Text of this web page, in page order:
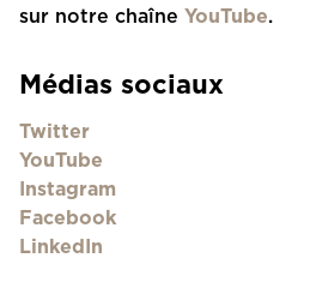
sur notre chaîne YouTube.
Médias sociaux
Twitter
YouTube
Instagram
Facebook
LinkedIn